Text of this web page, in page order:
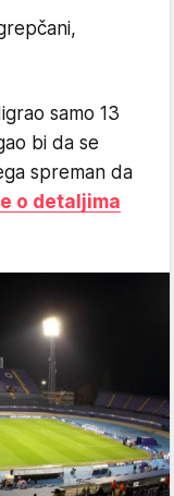
samo 13
bi da se
spreman da
o detaljima